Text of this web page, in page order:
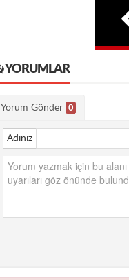
YORUMLAR
Yorum Gönder 0
Adınız